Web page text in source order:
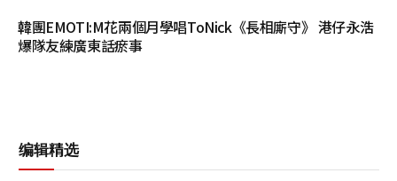
韓團EMOTI:M花兩個月學唱ToNick《長相廝守》 港仔永浩
爆隊友練廣東話瘀事
编辑精选